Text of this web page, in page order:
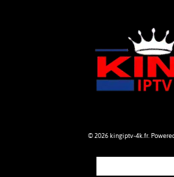
© 2026 kingiptv-4k.fr.